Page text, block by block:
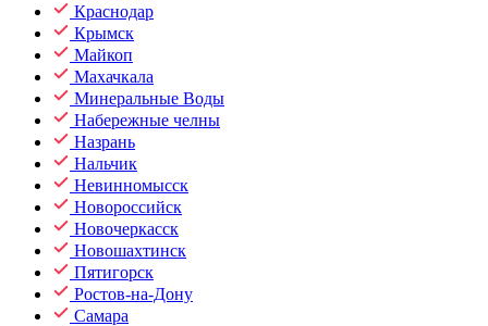
Краснодар
Крымск
Майкоп
Махачкала
Минеральные Воды
Набережные челны
Назрань
Нальчик
Невинномысск
Новороссийск
Новочеркасск
Новошахтинск
Пятигорск
Ростов-на-Дону
Самара